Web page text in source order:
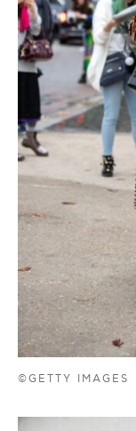
©GETTY IMAGES